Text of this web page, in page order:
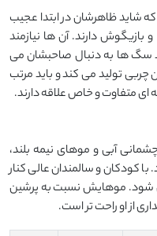
شاید ظاهرشان در ابتدا عجیب
بازیگوش دارند. آن‌ ها نیازمند
سگ‌ ها به دنبال صاحبشان می
چربی تولید می ‌کند و باید مرتب
متفاوت و خاص علاقه دارند.
آبی و موهای نیمه ‌بلند،
کودکان و سالمندان عالی کنار
‌شود. موهایش نسبت به پرشین
از او راحت ‌تر است.